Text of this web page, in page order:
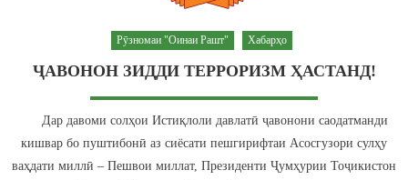
Рӯзномаи "Оинаи Рашт" Хабарҳо
ҶАВОНОН ЗИДДИ ТЕРРОРИЗМ ҲАСТАНД!
Дар давоми солҳои Истиқлоли давлатӣ ҷавонони саодатманди
кишвар бо пуштибонӣ аз сиёсати пешгирифтаи Асосгузори сулҳу
ваҳдати миллӣ – Пешвои миллат, Президенти Ҷумҳурии Тоҷикистон